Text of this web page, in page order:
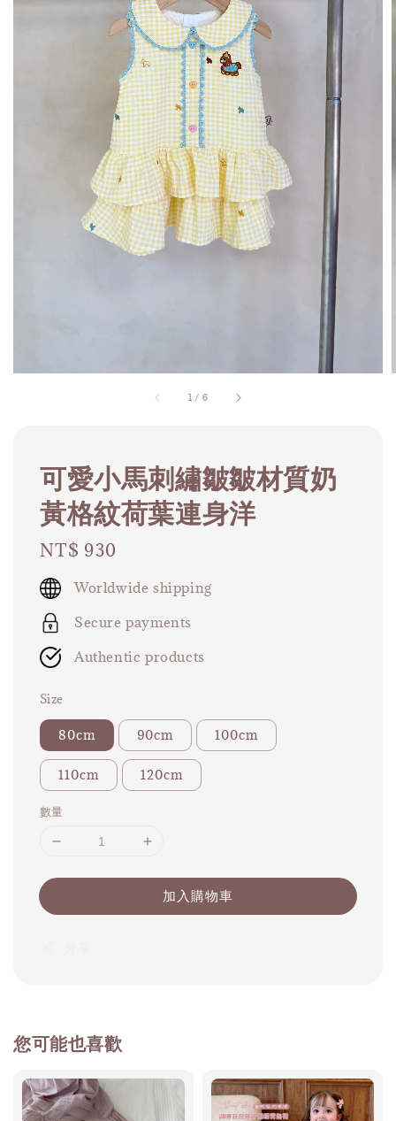
1 / 6
可愛小馬刺繡皺皺材質奶
黃格紋荷葉連身洋
Regular
price
NT$ 930
Worldwide shipping
Secure payments
Authentic products
Size
80cm 90cm 100cm
110cm 120cm
數量
加入購物車
您可能也喜歡